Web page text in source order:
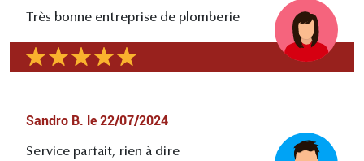
Très bonne entreprise de plomberie
Sandro B. le 22/07/2024
Service parfait, rien à dire